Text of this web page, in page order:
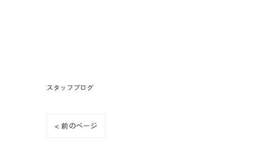
スタッフブログ
< 前のページ